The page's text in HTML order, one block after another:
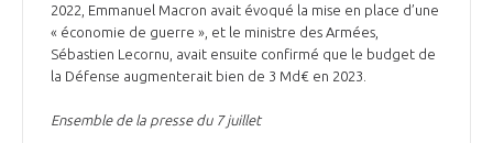
EMPLOI & FORMATION
DOCUMENTS & BROCHURES
2022, Emmanuel Macron avait évoqué la mise en place d’une
« économie de guerre », et le ministre des Armées,
Sébastien Lecornu, avait ensuite confirmé que le budget de
la Défense augmenterait bien de 3 Md€ en 2023.
Ensemble de la presse du 7 juillet